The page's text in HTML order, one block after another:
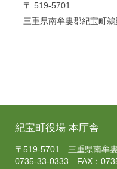
〒 519-5701
三重県南牟婁郡紀宝町
紀宝町役場 本庁舎
〒519-5701 三重県南牟
0735-33-0333 FAX：